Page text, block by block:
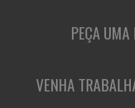
PEÇA UMA
VENHA